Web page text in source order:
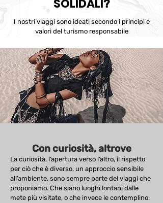
SOLIDALI?
I nostri viaggi sono ideati secondo i principi e
valori del turismo responsabile
Con curiosità, altrove
La curiosità, l’apertura verso l’altro, il rispetto
per ciò che è diverso, un approccio sensibile
all’ambiente, sono sempre parte dei viaggi che
proponiamo. Che siano luoghi lontani dalle
mete più visitate, o che invece le contemplino: